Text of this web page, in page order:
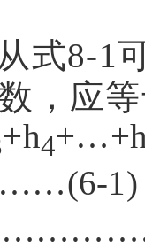
式8-1
，应
+h4
1)